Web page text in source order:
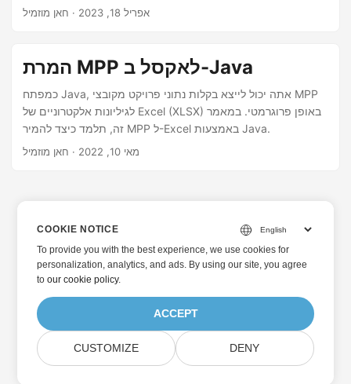
אפריל 18, 2023 · חאן מוזמיל
המרת MPP לאקסל ב-Java
כמפתח Java, אתה יכול לייצא בקלות נתוני פרויקט מקובצי MPP
לגיליונות אלקטרוניים של Excel (XLSX) באופן פרוגרמטי. במאמר
זה, תלמד כיצד להמיר MPP ל-Excel באמצעות Java.
מאי 10, 2022 · חאן מוזמיל
COOKIE NOTICE
To provide you with the best experience, we use cookies for
personalization, analytics, and ads. By using our site, you agree
toour cookie policy.
ACCEPT
CUSTOMIZE DENY